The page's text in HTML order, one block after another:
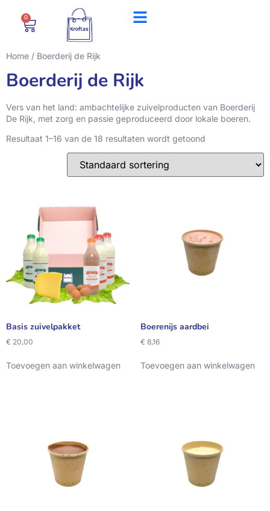
0
Home / Boerderij de Rijk
Boerderij de Rijk
Vers van het land: ambachtelijke zuivelproducten van Boerderij
De Rijk, met zorg en passie geproduceerd door lokale boeren.
Resultaat 1–16 van de 18 resultaten wordt getoond
Basis zuivelpakket
€ 20,00
Toevoegen aan winkelwagen
Boerenijs aardbei
€ 8,16
Toevoegen aan winkelwagen